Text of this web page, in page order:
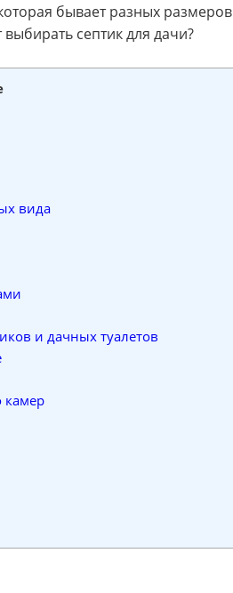
бывает разных размеров
септик для дачи?
вида
и дачных туалетов
камер